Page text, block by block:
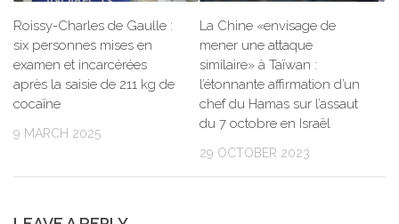
Roissy-Charles de Gaulle :
six personnes mises en
examen et incarcérées
après la saisie de 211 kg de
cocaïne
9 MARCH 2025
La Chine «envisage de
mener une attaque
similaire» à Taïwan :
l’étonnante affirmation d’un
chef du Hamas sur l’assaut
du 7 octobre en Israël
29 OCTOBER 2023